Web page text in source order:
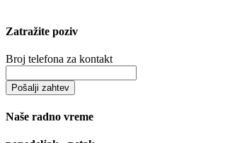
Zatražite poziv
Broj telefona za kontakt
Naše radno vreme